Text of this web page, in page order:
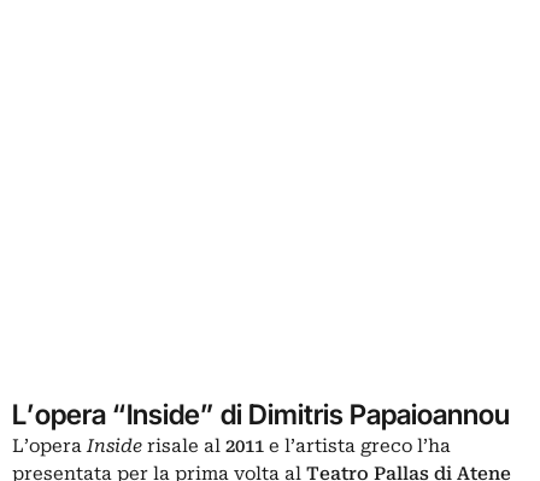
L’opera “Inside” di Dimitris Papaioannou
L’operaInside risale al 2011 e l’artista greco l’ha
presentata per la prima volta al Teatro Pallas di Atene